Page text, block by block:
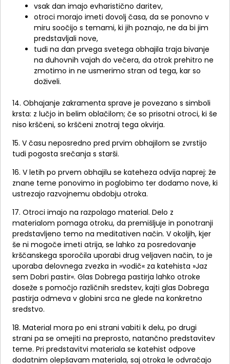
vsak dan imajo evharistično daritev,
otroci morajo imeti dovolj časa, da se ponovno v
miru soočijo s temami, ki jih poznajo, ne da bi jim
predstavljali nove,
tudi na dan prvega svetega obhajila traja bivanje
na duhovnih vajah do večera, da otrok prehitro ne
zmotimo in ne usmerimo stran od tega, kar so
doživeli.
14. Obhajanje zakramenta sprave je povezano s simboli
krsta: z lučjo in belim oblačilom; če so prisotni otroci, ki še
niso krščeni, so krščeni znotraj tega okvirja.
15. V času neposredno pred prvim obhajilom se zvrstijo
tudi pogosta srečanja s starši.
16. V letih po prvem obhajilu se kateheza odvija naprej: že
znane teme ponovimo in poglobimo ter dodamo nove, ki
ustrezajo razvojnemu obdobju otroka.
17. Otroci imajo na razpolago material. Delo z
materialom pomaga otroku, da premišljuje in ponotranji
predstavljeno temo na meditativen način. V okoljih, kjer
še ni mogoče imeti atrija, se lahko za posredovanje
krščanskega sporočila uporabi drug veljaven način, to je
uporaba delovnega zvezka in »vodič« za katehista »Jaz
sem Dobri pastir«. Glas Dobrega pastirja lahko otroke
doseže s pomočjo različnih sredstev, kajti glas Dobrega
pastirja odmeva v globini srca ne glede na konkretno
sredstvo.
18. Material mora po eni strani vabiti k delu, po drugi
strani pa se omejiti na preprosto, natančno predstavitev
teme. Pri predstavitvi materiala se katehist odpove
dodatnim olepšavam materiala, saj otroka le odvračajo